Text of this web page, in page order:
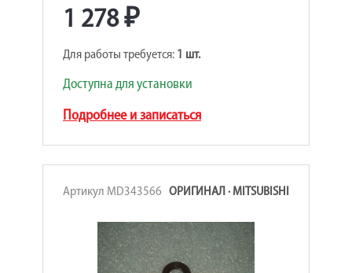
1 278 ₽
Для работы требуется: 1 шт.
Доступна для установки
Подробнее и записаться
Артикул MD343566 ОРИГИНАЛ · MITSUBISHI